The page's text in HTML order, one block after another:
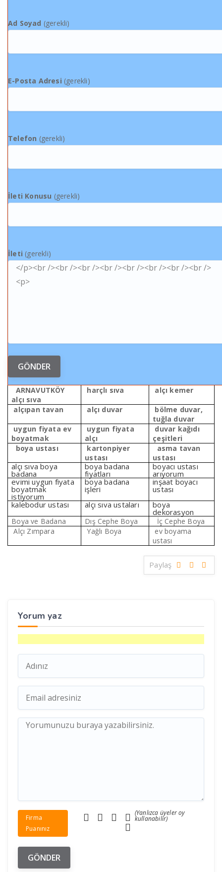
Ad Soyad (gerekli)
E-Posta Adresi (gerekli)
Telefon (gerekli)
İleti Konusu (gerekli)
İleti (gerekli)
ARNAVUTKÖY
alçı sıva
harçlı sıva alçı kemer
alçıpan tavan alçı duvar
bölme duvar,
tuğla duvar
uygun fiyata ev
boyatmak
uygun fiyata
alçı
duvar kağıdı
çeşitleri
boya ustası
kartonpiyer
ustası
asma tavan
ustası
alçı sıva boya
badana
boya badana
fiyatları
boyacı ustası
arıyorum
evimi uygun fiyata
boyatmak
istiyorum
boya badana
işleri
inşaat boyacı
ustası
kalebodur ustası
alçı sıva ustaları boya
dekorasyon
Boya ve Badana Dış Cephe Boya
İç Cephe Boya
Alçı Zımpara
Yağlı Boya
ev boyama
ustası
Paylaş
Yorum yaz
Firma
Puanınız
(Yanlızca üyeler oy
kullanabilir)